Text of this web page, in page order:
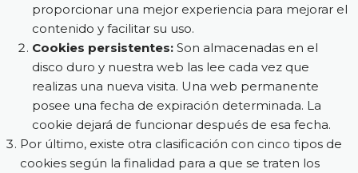
proporcionar una mejor experiencia para mejorar el
contenido y facilitar su uso.
Cookies persistentes: Son almacenadas en el
disco duro y nuestra web las lee cada vez que
realizas una nueva visita. Una web permanente
posee una fecha de expiración determinada. La
cookie dejará de funcionar después de esa fecha.
Por último, existe otra clasificación con cinco tipos de
cookies según la finalidad para a que se traten los